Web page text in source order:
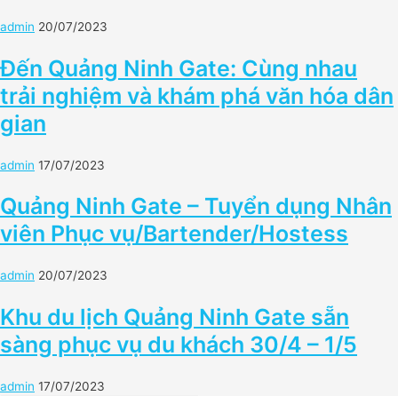
admin 20/07/2023
Đến Quảng Ninh Gate: Cùng nhau
trải nghiệm và khám phá văn hóa dân
gian
admin 17/07/2023
Quảng Ninh Gate – Tuyển dụng Nhân
viên Phục vụ/Bartender/Hostess
admin 20/07/2023
Khu du lịch Quảng Ninh Gate sẵn
sàng phục vụ du khách 30/4 – 1/5
admin 17/07/2023